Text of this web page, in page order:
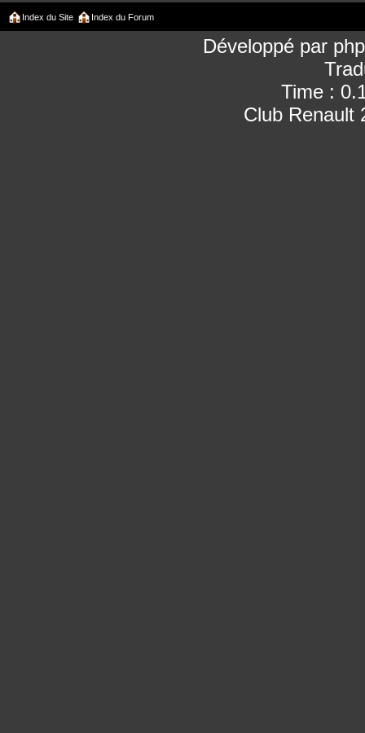
Index du Site Index du Forum
Développé par
Time :
Club Renault